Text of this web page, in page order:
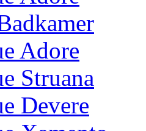
Adore
Struana
Devere